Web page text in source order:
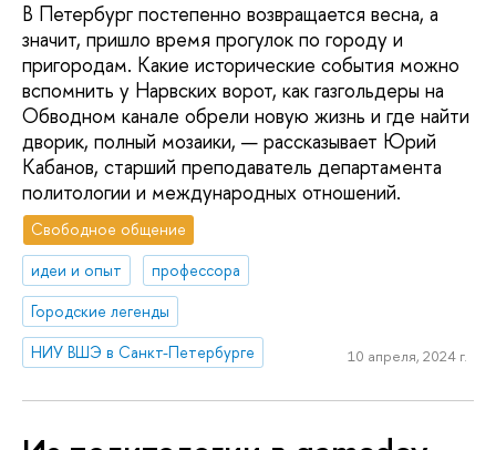
В Петербург постепенно возвращается весна, а
значит, пришло время прогулок по городу и
пригородам. Какие исторические события можно
вспомнить у Нарвских ворот, как газгольдеры на
Обводном канале обрели новую жизнь и где найти
дворик, полный мозаики, — рассказывает Юрий
Кабанов, старший преподаватель департамента
политологии и международных отношений.
Свободное общение
идеи и опыт
профессора
Городские легенды
НИУ ВШЭ в Санкт-Петербурге
10 апреля, 2024 г.